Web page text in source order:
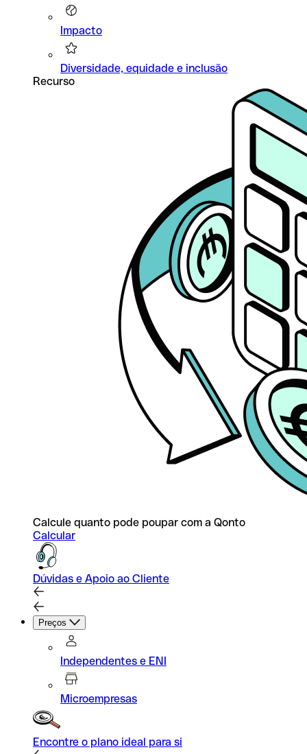
Impacto
Diversidade, equidade e inclusão
Recurso
Calcule quanto pode poupar com a Qonto
Calcular
Dúvidas e Apoio ao Cliente
Preços
Independentes e ENI
Microempresas
Encontre o plano ideal para si